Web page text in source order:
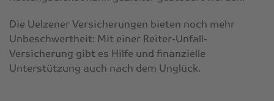
Die Uelzener Versicherungen bieten noch mehr
Unbeschwertheit: Mit einer Reiter-Unfall-
Versicherung gibt es Hilfe und finanzielle
Unterstützung auch nach dem Unglück.